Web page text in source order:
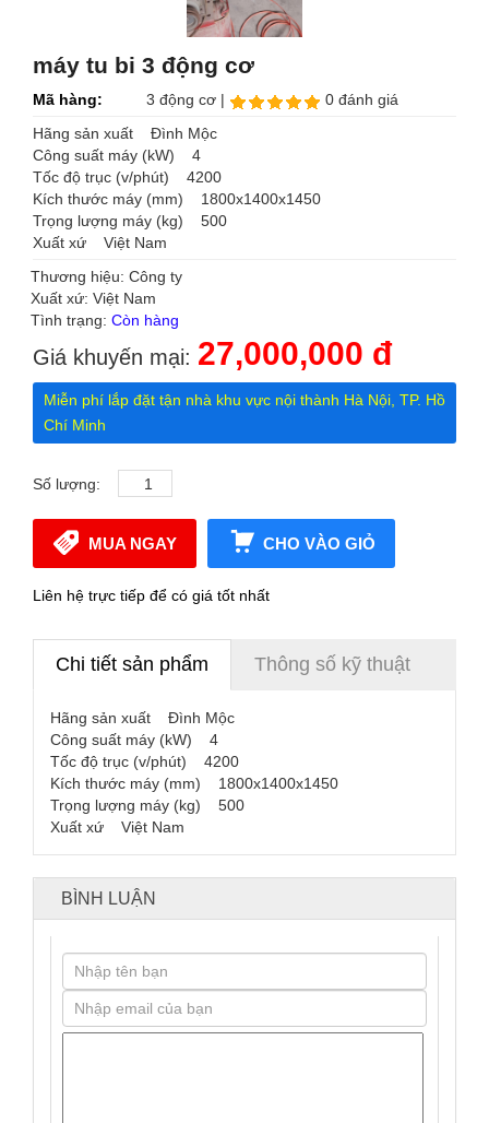
máy tu bi 3 động cơ
Mã hàng: 3 động cơ |
0 đánh giá
Hãng sản xuất Đình Mộc
Công suất máy (kW) 4
Tốc độ trục (v/phút) 4200
Kích thước máy (mm) 1800x1400x1450
Trọng lượng máy (kg) 500
Xuất xứ Việt Nam
Thương hiệu: Công ty
Xuất xứ: Việt Nam
Tình trạng: Còn hàng
Giá khuyến mại: 27,000,000 đ
Miễn phí lắp đặt tận nhà khu vực nội thành Hà Nội, TP. Hồ
Chí Minh
Số lượng:
MUA NGAY CHO VÀO GIỎ
Liên hệ trực tiếp để có giá tốt nhất
Chi tiết sản phẩm Thông số kỹ thuật
Hãng sản xuất Đình Mộc
Công suất máy (kW) 4
Tốc độ trục (v/phút) 4200
Kích thước máy (mm) 1800x1400x1450
Trọng lượng máy (kg) 500
Xuất xứ Việt Nam
BÌNH LUẬN